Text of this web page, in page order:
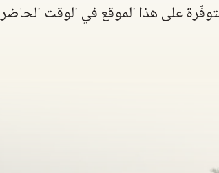
على هذا الموقع في الوقت الحاضر